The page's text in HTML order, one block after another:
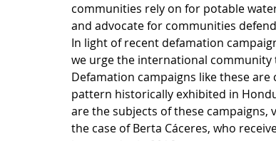
communities rely on for potable
and advocate for communities
In light of recent defamation
we urge the international
Defamation campaigns like these
pattern historically exhibited in
are the subjects of these campaigns,
the case of Berta Cáceres, who